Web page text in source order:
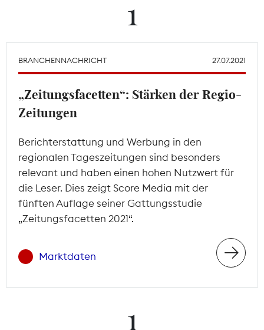
Mitgliederbereich
1
BRANCHENNACHRICHT 27.07.2021
„Zeitungsfacetten“: Stärken der Regio-
Zeitungen
Berichterstattung und Werbung in den
regionalen Tageszeitungen sind besonders
relevant und haben einen hohen Nutzwert für
die Leser. Dies zeigt Score Media mit der
fünften Auflage seiner Gattungsstudie
„Zeitungsfacetten 2021“.
Marktdaten
1